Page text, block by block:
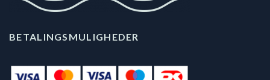
BETALINGSMULIGHEDER